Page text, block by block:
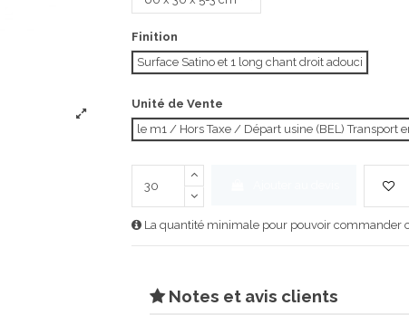
Finition
Surface Satino et 1 long chant droit adouci
Unité de Vente
le m1 / Hors Taxe / Départ usine (BEL) Transport
La quantité minimale pour pouvoir commander
Notes et avis clients